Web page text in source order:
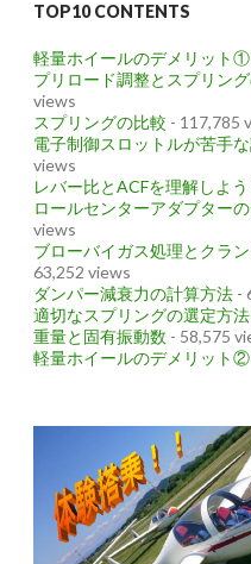
TOP10 CONTENTS
軽量ホイールのデメリット①
プリロード調整とスプリン
views
スプリングの比較 - 117,785
電子制御スロットルが苦手な
views
レバー比とACFを理解しよ
ロールセンターアダプター
views
ブローバイガス処理とクラ
63,252 views
ダンパー減衰力の計算方法 -
適切なスプリングの選定方
重量と固有振動数 - 58,575
軽量ホイールのデメリット②